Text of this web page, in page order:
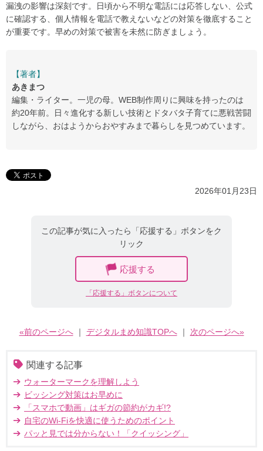
漏洩の影響は深刻です。日頃から不明な電話には応答しない、公式
に確認する、個人情報を電話で教えないなどの対策を徹底すること
が重要です。早めの対策で被害を未然に防ぎましょう。
【著者】
あきまつ
編集・ライター。一児の母。WEB制作周りに興味を持ったのは
約20年前。日々進化する新しい技術とドタバタ子育てに悪戦苦闘
しながら、おはようからおやすみまで暮らしを見つめています。
2026年01月23日
この記事が気に入ったら「応援する」ボタンをク
リック
応援する
「応援する」ボタンについて
«前のページへ｜ デジタルまめ知識TOPへ｜ 次のページへ»
関連する記事
ウォーターマークを理解しよう
ビッシング対策はお早めに
「スマホで動画」はギガの節約がカギ!?
自宅のWi-Fiを快適に使うためのポイント
パッと見では分からない！「クイッシング」